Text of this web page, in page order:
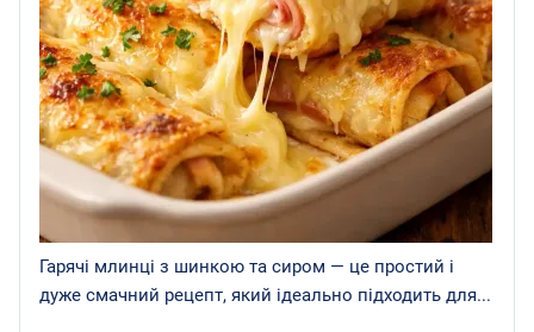
Гарячі млинці з шинкою та сиром — це простий і
дуже смачний рецепт, який ідеально підходить для...